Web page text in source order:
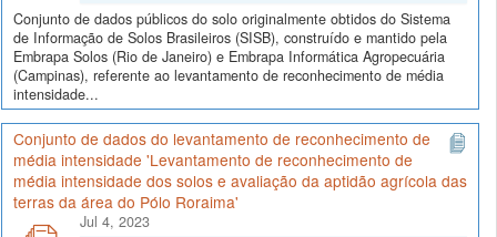
Conjunto de dados públicos do solo originalmente obtidos do Sistema
de Informação de Solos Brasileiros (SISB), construído e mantido pela
Embrapa Solos (Rio de Janeiro) e Embrapa Informática Agropecuária
(Campinas), referente ao levantamento de reconhecimento de média
intensidade...
Conjunto de dados do levantamento de reconhecimento de
média intensidade 'Levantamento de reconhecimento de
média intensidade dos solos e avaliação da aptidão agrícola das
terras da área do Pólo Roraima'
Jul 4, 2023